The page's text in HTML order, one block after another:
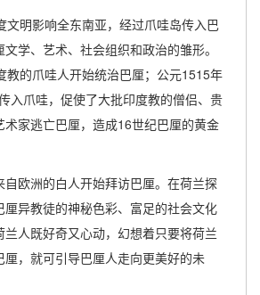
文明影响全东南亚，经过爪哇岛传入巴
学、艺术、社会组织和政治的雏形。
教的爪哇人开始统治巴厘；公元1515年
入爪哇，促使了大批印度教的僧侣、贵
家逃亡巴厘，造成16世纪巴厘的黄金
欧洲的白人开始拜访巴厘。在荷兰探
厘异教徒的神秘色彩、富足的社会文化
人既好奇又心动，幻想着只要将荷兰
厘，就可引导巴厘人走向更美好的未